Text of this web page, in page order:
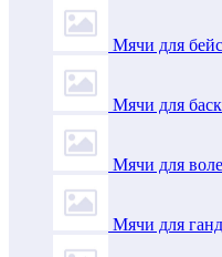
Мячи для
Мячи для
Мячи для
Мячи для